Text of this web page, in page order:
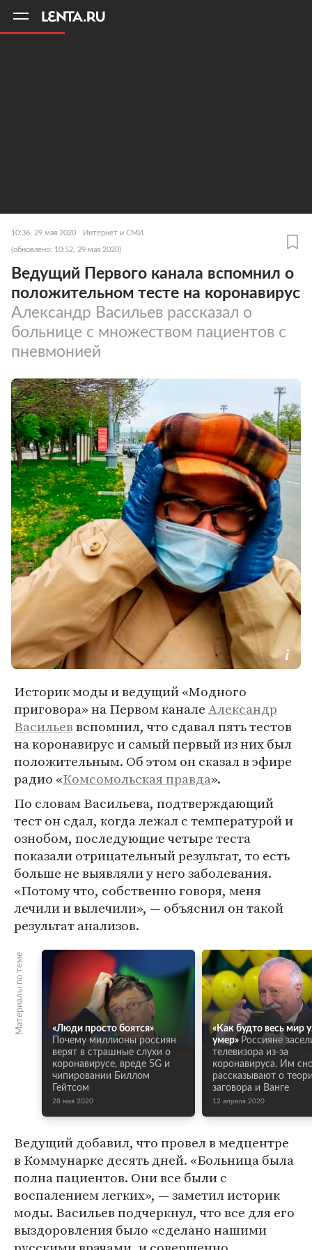
10:36, 29 мая 2020 Интернет и СМИ
(обновлено: 10:52, 29 мая 2020)
Ведущий Первого канала вспомнил о
положительном тесте на коронавирус
Александр Васильев рассказал о
больнице с множеством пациентов с
пневмонией
Историк моды и ведущий «Модного
приговора» на Первом каналеАлександр
Васильеввспомнил, что сдавал пять тестов
на коронавирус и самый первый из них был
положительным. Об этом он сказал в эфире
радио «Комсомольская правда».
По словам Васильева, подтверждающий
тест он сдал, когда лежал с температурой и
ознобом, последующие четыре теста
показали отрицательный результат, то есть
больше не выявляли у него заболевания.
«Потому что, собственно говоря, меня
лечили и вылечили», — объяснил он такой
результат анализов.
Материалы по теме
«Люди просто боятся»
Почему миллионы россиян
верят в страшные слухи о
коронавирусе, вреде 5G и
чипировании Биллом
Гейтсом
28 мая 2020
«Как будто весь мир
умер» Россияне
телевизора из-за
коронавируса. Им
рассказывают о
заговора и Ванге
12 апреля 2020
Ведущий добавил, что провел в медцентре
в Коммунарке десять дней. «Больница была
полна пациентов. Они все были с
воспалением легких», — заметил историк
моды. Васильев подчеркнул, что все для его
выздоровления было «сделано нашими